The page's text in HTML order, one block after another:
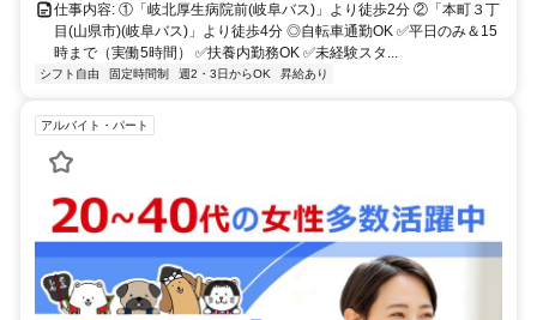
仕事内容: ①「岐北厚生病院前(岐阜バス)」より徒歩2分 ②「本町３丁
目(山県市)(岐阜バス)」より徒歩4分 ◎自転車通勤OK ✅平日のみ＆15
時まで（実働5時間） ✅扶養内勤務OK ✅未経験スタ...
シフト自由 固定時間制 週2・3日からOK 昇給あり
アルバイト・パート